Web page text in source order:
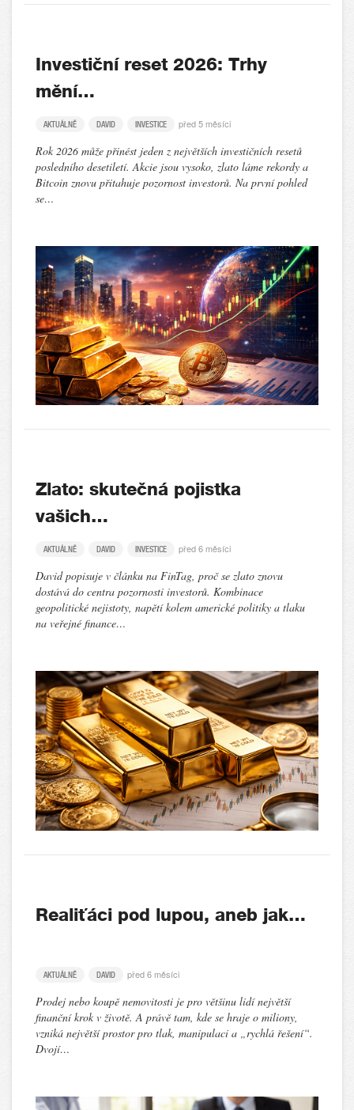
Investiční reset 2026: Trhy
mění…
AKTUÁLNĚ DAVID INVESTICE před 5 měsíci
Rok 2026 může přinést jeden z největších investičních resetů
posledního desetiletí. Akcie jsou vysoko, zlato láme rekordy a
Bitcoin znovu přitahuje pozornost investorů. Na první pohled
se…
Zlato: skutečná pojistka
vašich…
AKTUÁLNĚ DAVID INVESTICE před 6 měsíci
David popisuje v článku na FinTag, proč se zlato znovu
dostává do centra pozornosti investorů. Kombinace
geopolitické nejistoty, napětí kolem americké politiky a tlaku
na veřejné finance…
Realiťáci pod lupou, aneb jak…
AKTUÁLNĚ DAVID před 6 měsíci
Prodej nebo koupě nemovitosti je pro většinu lidí největší
finanční krok v životě. A právě tam, kde se hraje o miliony,
vzniká největší prostor pro tlak, manipulaci a „rychlá řešení“.
Dvojí…